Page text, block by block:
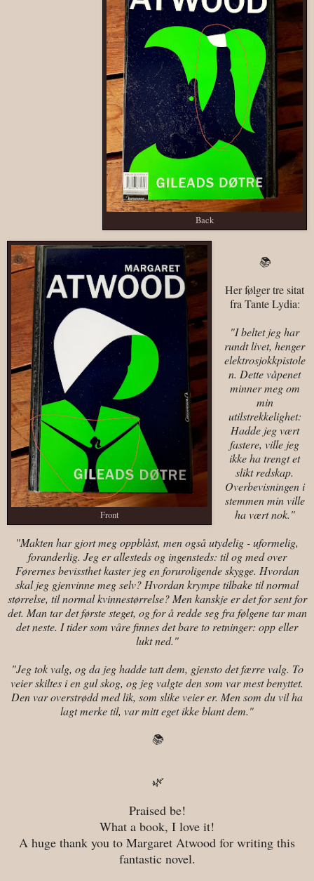
Back
Front
📚
Her følger tre sitat
fra Tante Lydia:
"I beltet jeg har
rundt livet, henger
elektrosjokkpistole
n. Dette våpenet
minner meg om
min
utilstrekkelighet:
Hadde jeg vært
fastere, ville jeg
ikke ha trengt et
slikt redskap.
Overbevisningen i
stemmen min ville
ha vært nok."
"Makten har gjort meg oppblåst, men også utydelig - uformelig,
foranderlig. Jeg er allesteds og ingensteds: til og med over
Førernes bevissthet kaster jeg en foruroligende skygge. Hvordan
skal jeg gjenvinne meg selv? Hvordan krympe tilbake til normal
størrelse, til normal kvinnestørrelse? Men kanskje er det for sent for
det. Man tar det første steget, og for å redde seg fra følgene tar man
det neste. I tider som våre finnes det bare to retninger: opp eller
lukt ned."
"Jeg tok valg, og da jeg hadde tatt dem, gjensto det færre valg. To
veier skiltes i en gul skog, og jeg valgte den som var mest benyttet.
Den var overstrødd med lik, som slike veier er. Men som du vil ha
lagt merke til, var mitt eget ikke blant dem."
📚
🌿
Praised be!
What a book, I love it!
A huge thank you to Margaret Atwood for writing this
fantastic novel.